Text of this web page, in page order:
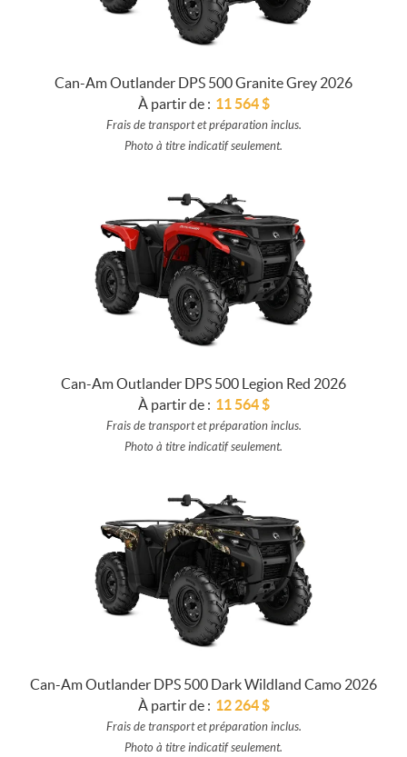
Can-Am Outlander DPS 500 Granite Grey 2026
À partir de : 11 564$
Frais de transport et préparation inclus.
Photo à titre indicatif seulement.
Can-Am Outlander DPS 500 Legion Red 2026
À partir de : 11 564$
Frais de transport et préparation inclus.
Photo à titre indicatif seulement.
Can-Am Outlander DPS 500 Dark Wildland Camo 2026
À partir de : 12 264$
Frais de transport et préparation inclus.
Photo à titre indicatif seulement.